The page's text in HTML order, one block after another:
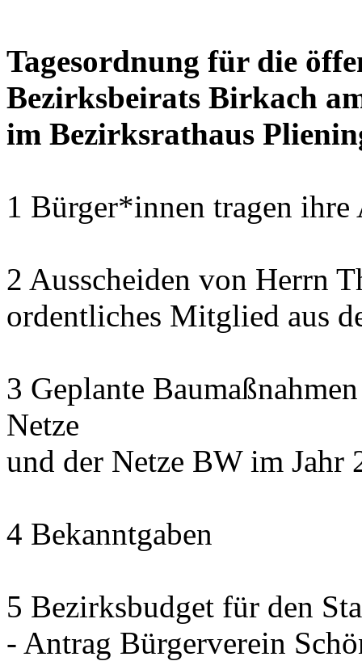
Tagesordnung für die
Bezirksbeirats Birkach
im Bezirksrathaus
1 Bürger*innen tragen
2 Ausscheiden von Herrn
ordentliches Mitglied aus
3 Geplante
Netze
und der Netze BW im Jahr
4 Bekanntgaben
5 Bezirksbudget für den
- Antrag Bürgerverein